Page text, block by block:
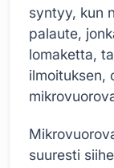
syntyy, kun
palaute,
lomaketta,
ilmoituksen,
suuresti